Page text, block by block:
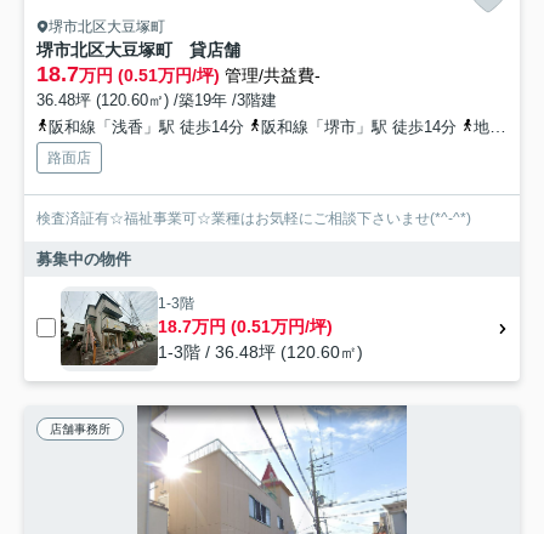
堺市北区大豆塚町
堺市北区大豆塚町 貸店舗
18.7万円 (0.51万円/坪) 管理/共益費-
36.48坪 (120.60㎡) /築19年 /3階建
阪和線「浅香」駅 徒歩14分
阪和線「堺市」駅 徒歩14分 地下鉄御堂筋線「北花田」駅 徒歩16分
路面店
検査済証有☆福祉事業可☆業種はお気軽にご相談下さいませ(*^-^*)
募集中の物件
1-3階
18.7万円 (0.51万円/坪)
1-3階 / 36.48坪 (120.60㎡)
店舗事務所